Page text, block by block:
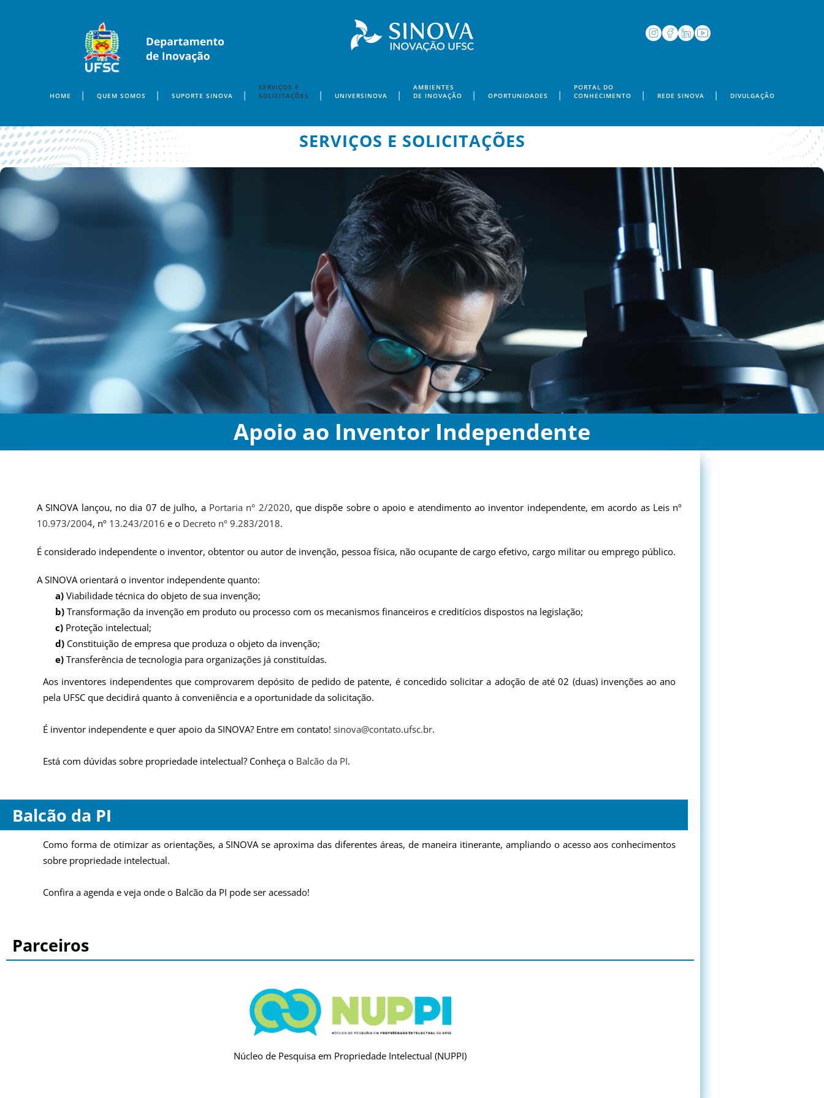
HOME QUEM SOMOS SUPORTE SINOVA
SERVIÇOS E
SOLICITAÇÕES
UNIVERSINOVA
AMBIENTES
DE INOVAÇÃO
OPORTUNIDADES
PORTAL DO
CONHECIMENTO
REDE SINOVA DIVULGAÇÃO
SERVIÇOS E SOLICITAÇÕES
Apoio ao Inventor Independente
A SINOVA lançou, no dia 07 de julho, a Portaria n° 2/2020, que dispõe sobre o apoio e atendimento ao inventor independente, em acordo as Leis nº
10.973/2004, nº 13.243/2016 e o Decreto nº 9.283/2018.
É considerado independente o inventor, obtentor ou autor de invenção, pessoa física, não ocupante de cargo efetivo, cargo militar ou emprego público.
A SINOVA orientará o inventor independente quanto:
a) Viabilidade técnica do objeto de sua invenção;
b) Transformação da invenção em produto ou processo com os mecanismos financeiros e creditícios dispostos na legislação;
c) Proteção intelectual;
d) Constituição de empresa que produza o objeto da invenção;
e) Transferência de tecnologia para organizações já constituídas.
Aos inventores independentes que comprovarem depósito de pedido de patente, é concedido solicitar a adoção de até 02 (duas) invenções ao ano
pela UFSC que decidirá quanto à conveniência e a oportunidade da solicitação.
É inventor independente e quer apoio da SINOVA? Entre em contato! sinova@contato.ufsc.br.
Está com dúvidas sobre propriedade intelectual? Conheça o Balcão da PI.
Balcão da PI
Como forma de otimizar as orientações, a SINOVA se aproxima das diferentes áreas, de maneira itinerante, ampliando o acesso aos conhecimentos
sobre propriedade intelectual.
Confira a agenda e veja onde o Balcão da PI pode ser acessado!
Parceiros
Núcleo de Pesquisa em Propriedade Intelectual (NUPPI)